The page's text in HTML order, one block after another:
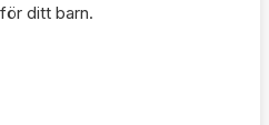
ditt barn.